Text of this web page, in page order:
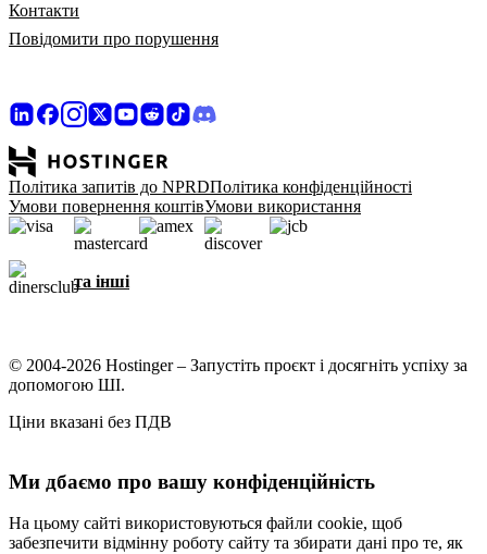
Контакти
Повідомити про порушення
Політика запитів до NPRDПолітика конфіденційності
Умови повернення коштівУмови використання
та інші
© 2004-2026 Hostinger – Запустіть проєкт і досягніть успіху за
допомогою ШІ.
Ціни вказані без ПДВ
Ми дбаємо про вашу конфіденційність
На цьому сайті використовуються файли cookie, щоб
забезпечити відмінну роботу сайту та збирати дані про те, як